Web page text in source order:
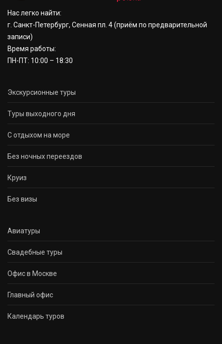
Нас легко найти:
г. Санкт-Петербург, Сенная пл. 4(приём по предварительной
записи)
Время работы:
ПН-ПТ: 10:00 – 18:30
Экскурсионные туры
Туры выходного дня
С отдыхом на море
Без ночных переездов
Круиз
Без визы
Авиатуры
Свадебные туры
Офис в Москве
Главный офис
Календарь туров